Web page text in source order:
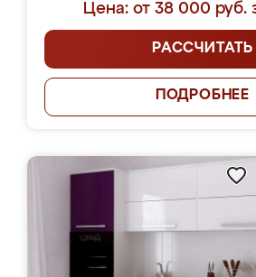
Цена: от 38 000 руб.
РАССЧИТАТЬ
ПОДРОБНЕЕ